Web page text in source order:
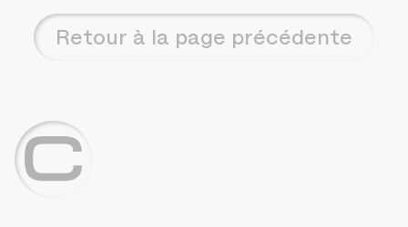
Retour à la page précédente